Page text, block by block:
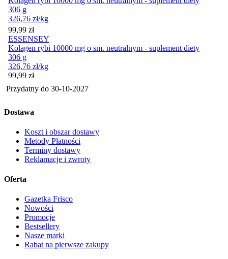
306 g
326,76 zł/kg
Cena
99,99 zł
ESSENSEY
Kolagen rybi 10000 mg o sm. neutralnym - suplement diety
306 g
326,76 zł/kg
Cena
99,99 zł
Przydatny do 30-10-2027
Dostawa
Koszt i obszar dostawy
Metody Płatności
Terminy dostawy
Reklamacje i zwroty
Oferta
Gazetka Frisco
Nowości
Promocje
Bestsellery
Nasze marki
Rabat na pierwsze zakupy